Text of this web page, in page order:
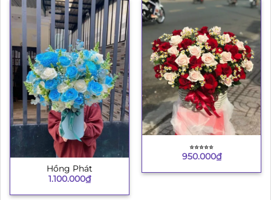
Hồng Phát
1.100.000₫
⭐︎⭐︎⭐︎⭐︎⭐︎
950.000₫